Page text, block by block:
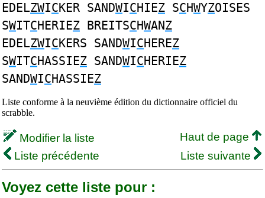
EDELZWICKER SANDWICHIEZ SCHWYZOISES
SWITCHERIEZ BREITSCHWANZ
EDELZWICKERS SANDWICHEREZ
SWITCHASSIEZ SANDWICHERIEZ
SANDWICHASSIEZ
Liste conforme à la neuvième édition du dictionnaire officiel du
scrabble.
Modifier la liste
Haut de page
Liste précédente
Liste suivante
Voyez cette liste pour :